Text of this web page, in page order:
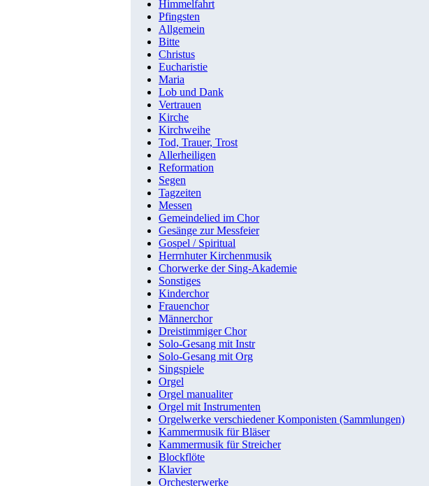
Himmelfahrt
Pfingsten
Allgemein
Bitte
Christus
Eucharistie
Maria
Lob und Dank
Vertrauen
Kirche
Kirchweihe
Tod, Trauer, Trost
Allerheiligen
Reformation
Segen
Tagzeiten
Messen
Gemeindelied im Chor
Gesänge zur Messfeier
Gospel / Spiritual
Herrnhuter Kirchenmusik
Chorwerke der Sing-Akademie
Sonstiges
Kinderchor
Frauenchor
Männerchor
Dreistimmiger Chor
Solo-Gesang mit Instr
Solo-Gesang mit Org
Singspiele
Orgel
Orgel manualiter
Orgel mit Instrumenten
Orgelwerke verschiedener Komponisten (Sammlungen)
Kammermusik für Bläser
Kammermusik für Streicher
Blockflöte
Klavier
Orchesterwerke